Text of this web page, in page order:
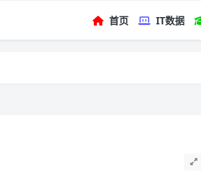
首页 IT数据